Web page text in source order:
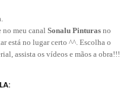
no meu canal Sonalu Pinturas no
está no lugar certo ^^. Escolha o
assista os vídeos e mãos a obra!!!